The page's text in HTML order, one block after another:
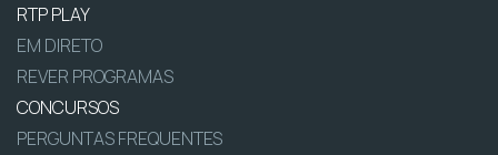
RTP PLAY
EM DIRETO
REVER PROGRAMAS
CONCURSOS
PERGUNTAS FREQUENTES